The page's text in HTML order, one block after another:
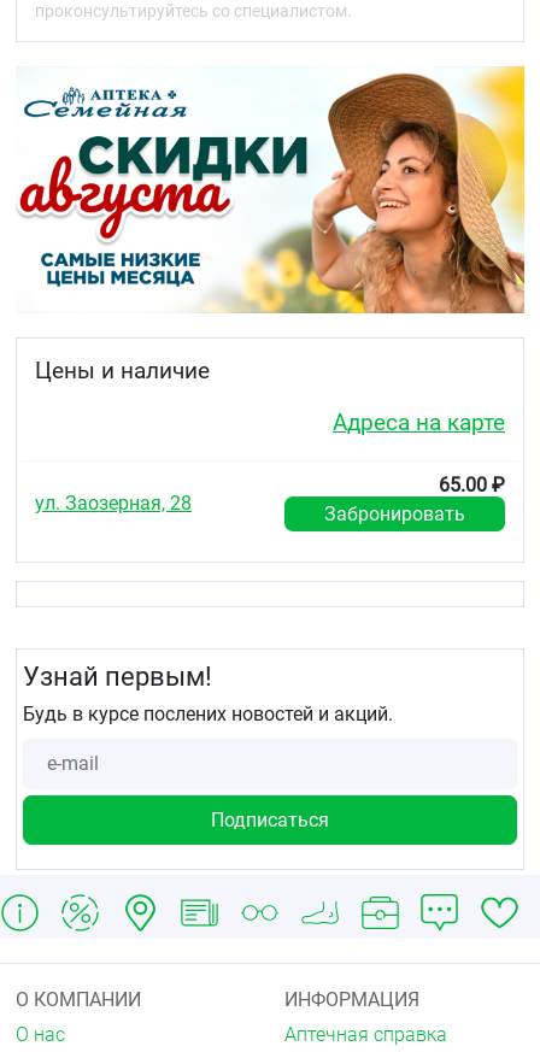
проконсультируйтесь со специалистом.
Цены и наличие
Адреса на карте
ул. Заозерная, 28
65.00 ₽
Забронировать
Узнай первым!
Будь в курсе послених новостей и акций.
О КОМПАНИИ
О нас
ИНФОРМАЦИЯ
Аптечная справка